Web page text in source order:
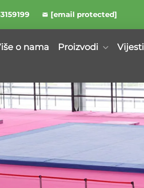
[email protected]
o nama Proizvodi Vijesti